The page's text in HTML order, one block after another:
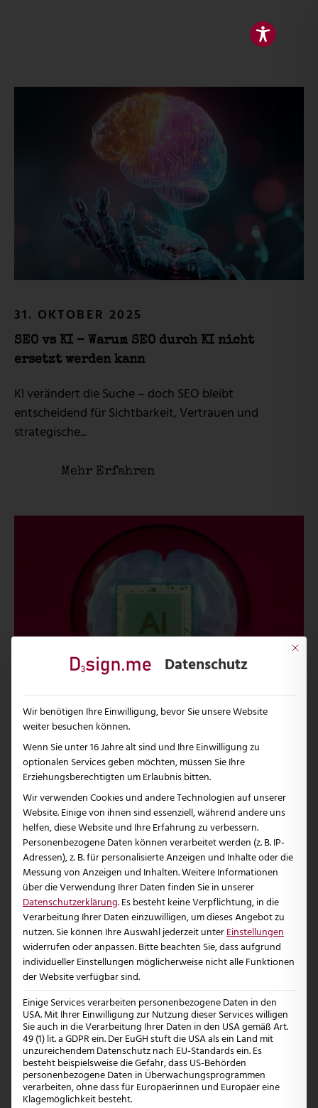
31. OKTOBER 2025
SEO vs KI – Warum SEO durch KI nicht
ersetzt werden kann
KI verändert die Suche – doch SEO bleibt
entscheidend für Sichtbarkeit, Vertrauen und
strategische...
Mehr Erfahren
3. JULI 2025
Künstliche Intelligenz im Design
Künstliche Intelligenz im Design verändert – wir
sind als kreative Agentur schneller, effizienter,
wirkungsvoller.
Mehr Erfahren
Mit
Datenschutz
Wir benötigen Ihre Einwilligung, bevor Sie unsere Website
weiter besuchen können.
Wenn Sie unter 16 Jahre alt sind und Ihre Einwilligung zu
optionalen Services geben möchten, müssen Sie Ihre
Erziehungsberechtigten um Erlaubnis bitten.
Wir verwenden Cookies und andere Technologien auf unserer
Website. Einige von ihnen sind essenziell, während andere uns
helfen, diese Website und Ihre Erfahrung zu verbessern.
Personenbezogene Daten können verarbeitet werden (z. B. IP-
Adressen), z. B. für personalisierte Anzeigen und Inhalte oder die
Messung von Anzeigen und Inhalten.Weitere Informationen
über die Verwendung Ihrer Daten finden Sie in unserer
Datenschutzerklärung.Es besteht keine Verpflichtung, in die
Verarbeitung Ihrer Daten einzuwilligen, um dieses Angebot zu
nutzen.Sie können Ihre Auswahl jederzeit unterEinstellungen
widerrufen oder anpassen.Bitte beachten Sie, dass aufgrund
individueller Einstellungen möglicherweise nicht alle Funktionen
der Website verfügbar sind.
Einige Services verarbeiten personenbezogene Daten in den
USA. Mit Ihrer Einwilligung zur Nutzung dieser Services willigen
Sie auch in die Verarbeitung Ihrer Daten in den USA gemäß Art.
49 (1) lit. a GDPR ein. Der EuGH stuft die USA als ein Land mit
unzureichendem Datenschutz nach EU-Standards ein. Es
besteht beispielsweise die Gefahr, dass US-Behörden
personenbezogene Daten in Überwachungsprogrammen
verarbeiten, ohne dass für Europäerinnen und Europäer eine
Klagemöglichkeit besteht.